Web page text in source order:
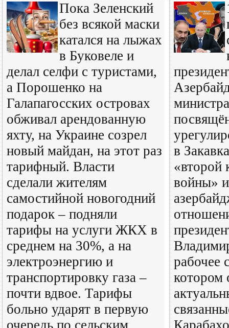
Пока Зеленский
без всякой маски
катался на лыжах
в Буковеле и
делал селфи с туристами,
а Порошенко на
Галапагосских островах
обживал арендованную
яхту, на Украине созрел
новый майдан, на этот раз
тарифный. Власти
сделали жителям
самостийной новогодний
подарок – подняли
тарифы на услуги ЖКХ в
среднем на 30%, а на
электроэнергию и
транспортировку газа –
почти вдвое. Тарифы
больно ударят в первую
очередь по сельским
в
«второй
войны»
рабочее
котором